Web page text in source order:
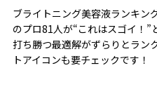
ブライトニング美容液ランキン
のプロ81人が“これはスゴイ！
打ち勝つ最適解がずらりとラン
トアイコンも要チェックです！